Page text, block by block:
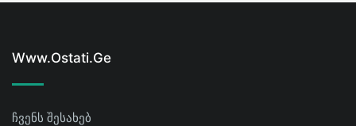
Www.ostati.ge
ჩვენს შესახებ